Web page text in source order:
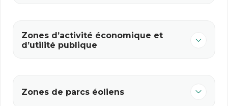
Zones d’activité économique et
d’utilité publique
Zones de parcs éoliens